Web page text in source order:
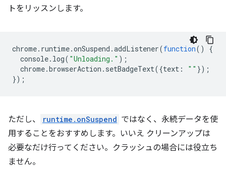
トをリッスンします。
chrome. runtime.onSuspend .addListener(function()
{
console. log( "Unloading." );
chrome.browserAction . setBadgeText({text : "" });
});
ただし、 runtime.onSuspend ではなく、永続データを使
用することをおすすめします。いいえ クリーンアップは
必要なだけ行ってください。クラッシュの場合には役立ち
ません。